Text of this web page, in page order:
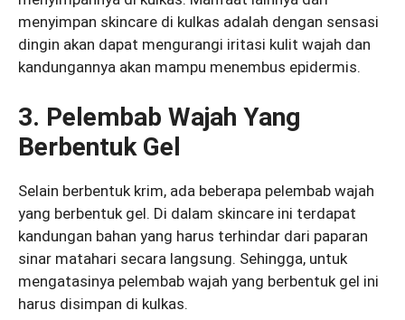
menyimpan skincare di kulkas adalah dengan sensasi
dingin akan dapat mengurangi iritasi kulit wajah dan
kandungannya akan mampu menembus epidermis.
3. Pelembab Wajah Yang
Berbentuk Gel
Selain berbentuk krim, ada beberapa pelembab wajah
yang berbentuk gel. Di dalam skincare ini terdapat
kandungan bahan yang harus terhindar dari paparan
sinar matahari secara langsung. Sehingga, untuk
mengatasinya pelembab wajah yang berbentuk gel ini
harus disimpan di kulkas.